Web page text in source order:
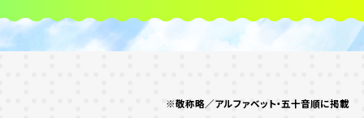
※敬称略／アルファベット・五十音順に掲載